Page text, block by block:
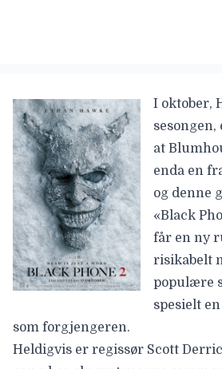
I oktober,
at
enda en
og denne
«Black
får en ny
risikabelt
populære
spesielt
som forgjengeren.
Heldigvis er regissør Scott